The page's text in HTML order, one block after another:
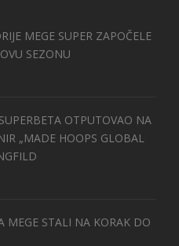
MEGE SUPER ZAPOČELE
SEZONU
OTPUTOVAO NA
„MADE HOOPS GLOBAL
MEGE STALI NA KORAK DO